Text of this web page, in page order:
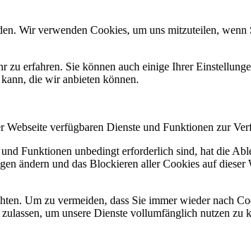
Wir verwenden Cookies, um uns mitzuteilen,
erfahren. Sie können auch einige Ihrer
die wir anbieten können.
verfügbaren Dienste und Funktionen zur
Funktionen unbedingt erforderlich sind, hat die
ändern und das Blockieren aller Cookies auf
Um zu vermeiden, dass Sie immer wieder nach
um unsere Dienste vollumfänglich nutzen